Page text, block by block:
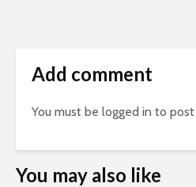
Add comment
You must be logged in to post
You may also like